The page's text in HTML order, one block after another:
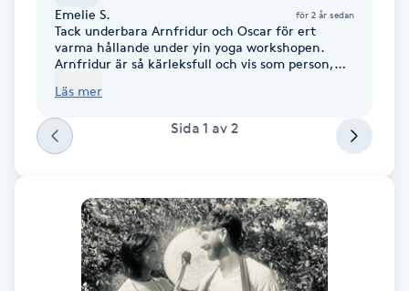
Dermapen
Diamantslipning
Enzympeeling
Extensions
Extensions borttagning
Eyeliner-tatuering
Emelie S. för 2 år sedan
Tack underbara Arnfridur och Oscar för ert
varma hållande under yin yoga workshopen.
Arnfridur är så kärleksfull och vis som person,
Det är en skön blandning av dynamisk och
själslig visdom vilket gör att man känner sig
starkare holistiskt efteråt! Jag rekommenderar
upplevelse som stannar med en länge. Tack för
ni håller detta space, det är bara helt
fantastiskt - mer kurser av er åt folket! /Emelie
Skoglund
Läs mer
Sida 1 av 2